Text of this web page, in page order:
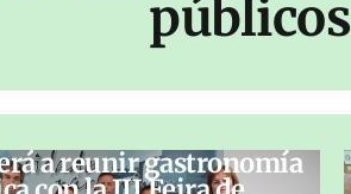
públicos
a reunir gastronomía